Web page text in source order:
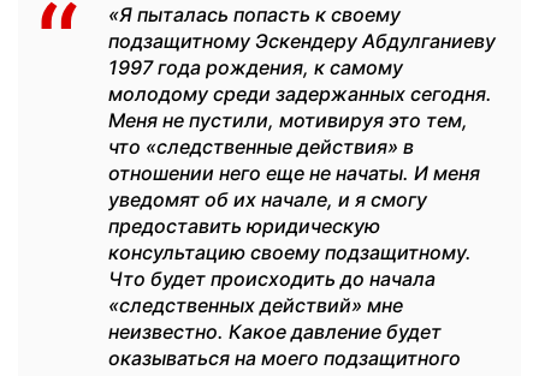
«Я пыталась попасть к своему
подзащитному Эскендеру Абдулганиеву
1997 года рождения, к самому
молодому среди задержанных сегодня.
Меня не пустили, мотивируя это тем,
что «следственные действия» в
отношении него еще не начаты. И меня
уведомят об их начале, и я смогу
предоставить юридическую
консультацию своему подзащитному.
Что будет происходить до начала
«следственных действий» мне
неизвестно. Какое давление будет
оказываться на моего подзащитного